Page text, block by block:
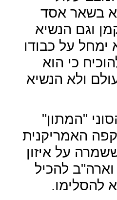
בשאר אסד
וגם הנשיא
ימחל על כבודו
כי הוא
ולא הנשיא
"המתון"
האמריקנית
על איזון
להכיל
להסלימו.